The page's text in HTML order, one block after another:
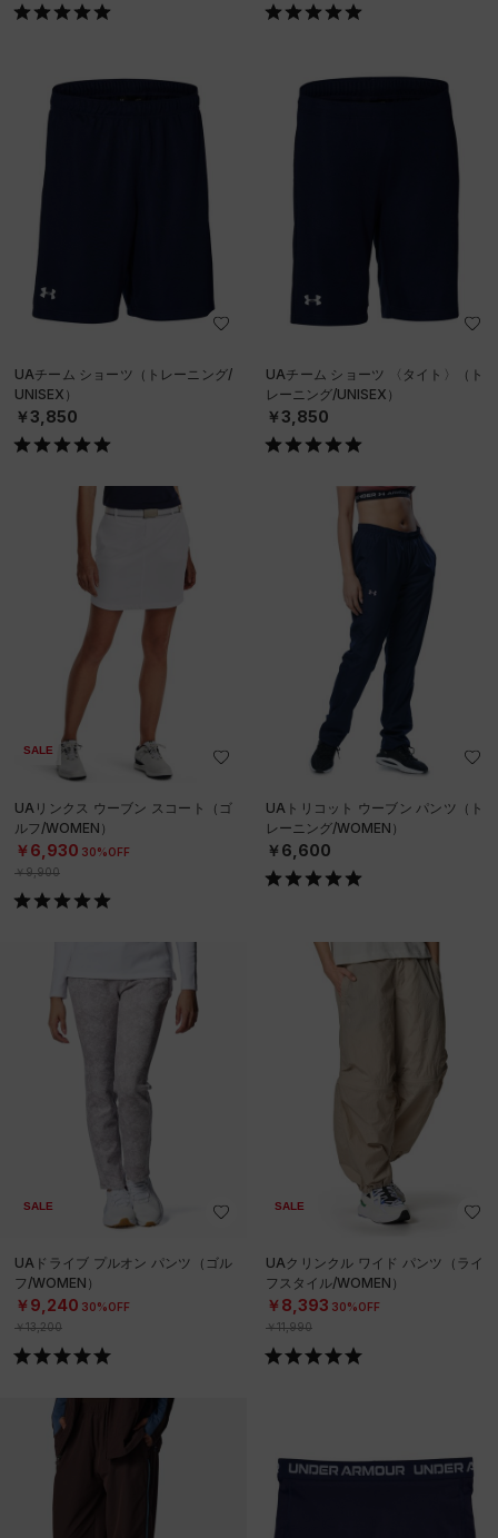
UAチーム ショーツ（トレーニング/
UNISEX）
￥3,850
UAチーム ショーツ 〈タイト〉（ト
レーニング/UNISEX）
￥3,850
SALE
UAリンクス ウーブン スコート（ゴ
ルフ/WOMEN）
￥6,930 30%OFF
￥9,900
UAトリコット ウーブン パンツ（ト
レーニング/WOMEN）
￥6,600
SALE
UAドライブ プルオン パンツ（ゴル
フ/WOMEN）
￥9,240 30%OFF
￥13,200
SALE
UAクリンクル ワイド パンツ（ライ
フスタイル/WOMEN）
￥8,393 30%OFF
￥11,990